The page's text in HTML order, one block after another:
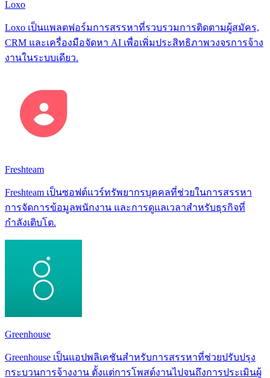
Loxo
Loxo เป็นแพลตฟอร์มการสรรหาที่รวบรวมการติดตามผู้สมัคร,
CRM และเครื่องมือจัดหา AI เพื่อเพิ่มประสิทธิภาพวงจรการจ้าง
งานในระบบเดียว.
Freshteam
Freshteam เป็นซอฟต์แวร์ทรัพยากรบุคคลที่ช่วยในการสรรหา
การจัดการข้อมูลพนักงาน และการดูแลเวลาสำหรับธุรกิจที่
กำลังเติบโต.
Greenhouse
Greenhouse เป็นแอปพลิเคชันสำหรับการสรรหาที่ช่วยปรับปรุง
กระบวนการจ้างงาน ตั้งแต่การโพสต์งานไปจนถึงการประเมินผู้